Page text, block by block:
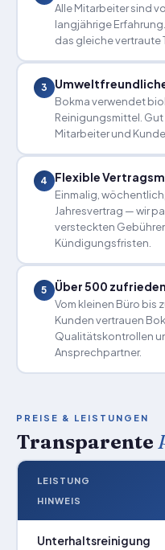
Alle Mitarbeiter sind
langjährige
das gleiche vertraute
3
Bokma verwendet
Reinigungsmittel. Gut
Mitarbeiter und
4 Flexible
Einmalig,
Jahresvertrag — wir
versteckten
Kündigungsfristen.
5 Über 500
Vom kleinen Büro
Kunden vertrauen
Qualitätskontrollen
Ansprechpartner.
PREISE & LEISTUNGEN
Transparente
LEISTUNG
HINWEIS
Unterhaltsreinigung